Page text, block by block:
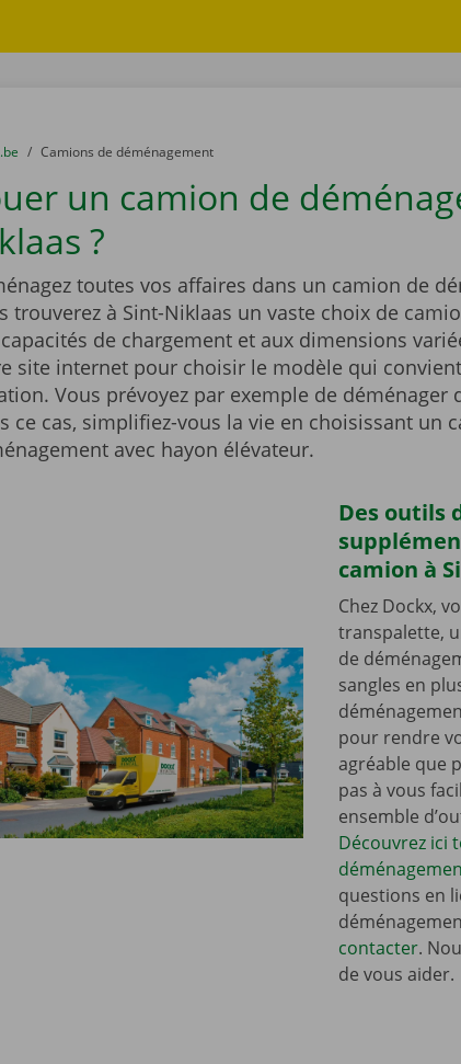
here:
to
Camions de déménagement
un camion de
?
toutes vos affaires dans un camion de
trouverez à Sint-Niklaas un vaste choix de
de chargement et aux dimensions
site internet pour choisir le modèle qui
Vous prévoyez par exemple de déménager
ce cas, simplifiez-vous la vie en choisissant un
avec hayon élévateur.
Des outils
camion à
Chez Dockx,
transpalette,
de
sangles en
pour rendre
agréable que
pas à vous
ensemble
Découvrez ici
questions en
contacter.
de vous aider.